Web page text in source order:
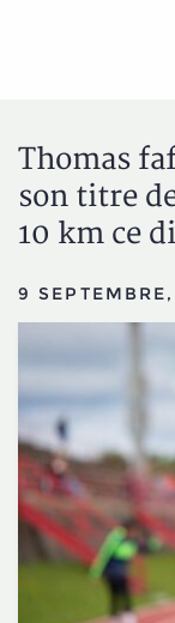
Thomas
son titre
10 km ce
9